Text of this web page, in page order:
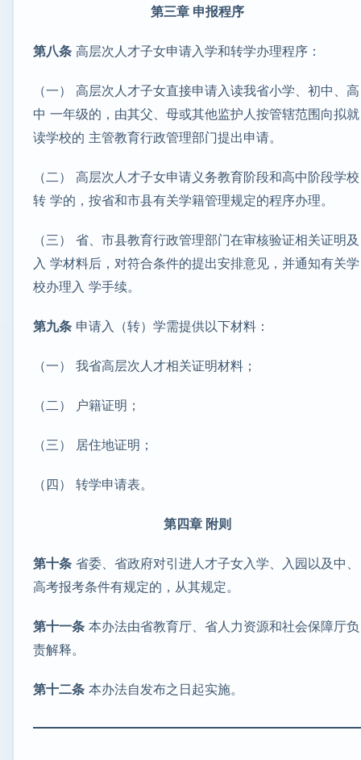
第三章 申报程序
第八条 高层次人才子女申请入学和转学办理程序：
（一） 高层次人才子女直接申请入读我省小学、初中、高
中 一年级的，由其父、母或其他监护人按管辖范围向拟就
读学校的 主管教育行政管理部门提出申请。
（二） 高层次人才子女申请义务教育阶段和高中阶段学校
转 学的，按省和市县有关学籍管理规定的程序办理。
（三） 省、市县教育行政管理部门在审核验证相关证明及
入 学材料后，对符合条件的提出安排意见，并通知有关学
校办理入 学手续。
第九条 申请入（转）学需提供以下材料：
（一） 我省高层次人才相关证明材料；
（二） 户籍证明；
（三） 居住地证明；
（四） 转学申请表。
第四章 附则
第十条 省委、省政府对引进人才子女入学、入园以及中、
高考报考条件有规定的，从其规定。
第十一条 本办法由省教育厅、省人力资源和社会保障厅负
责解释。
第十二条 本办法自发布之日起实施。